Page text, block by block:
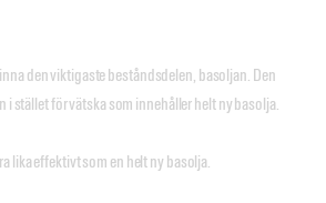
den viktigaste beståndsdelen, basoljan. Den
stället för vätska som innehåller helt ny basolja.
lika effektivt som en helt ny basolja.